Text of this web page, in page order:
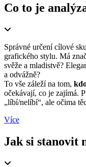
Co to je
Správné určení cílové
grafického stylu. Má
svěže a mladistvě?
a odvážně?
To vše záleží na tom,
očekávají, co je zajímá.
„líbí/nelíbí“, ale očima
Více
Jak si stanovit